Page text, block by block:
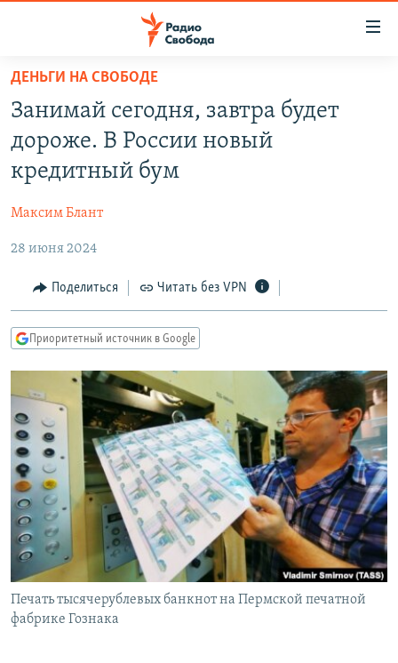
упрощенного
доступа
основному
Вернутся
навигации
Вернутся
поиску
АВТОРСКИЕ ПРОЕКТЫ
МНЕНИЯ
КУЛЬТУРА
IDEL.РЕАЛИИ
СЕВЕР.РЕАЛИИ
СИБИРЬ.РЕАЛИИ
РАСПИСАНИЕ ВЕЩАНИЯ
ПОДПИШИТЕСЬ НА РАССЫЛКУ
СОЦИАЛЬНЫЕ СЕТИ
Все сайты РСЕ/РС
ДЕНЬГИ НА СВОБОДЕ
Занимай сегодня, завтра будет
дороже. В России новый
кредитный бум
Максим Блант
28 июня 2024
Поделиться Читать без VPN
Приоритетный источник в Google
Печать тысячерублевых банкнот на Пермской печатной
фабрике Гознака